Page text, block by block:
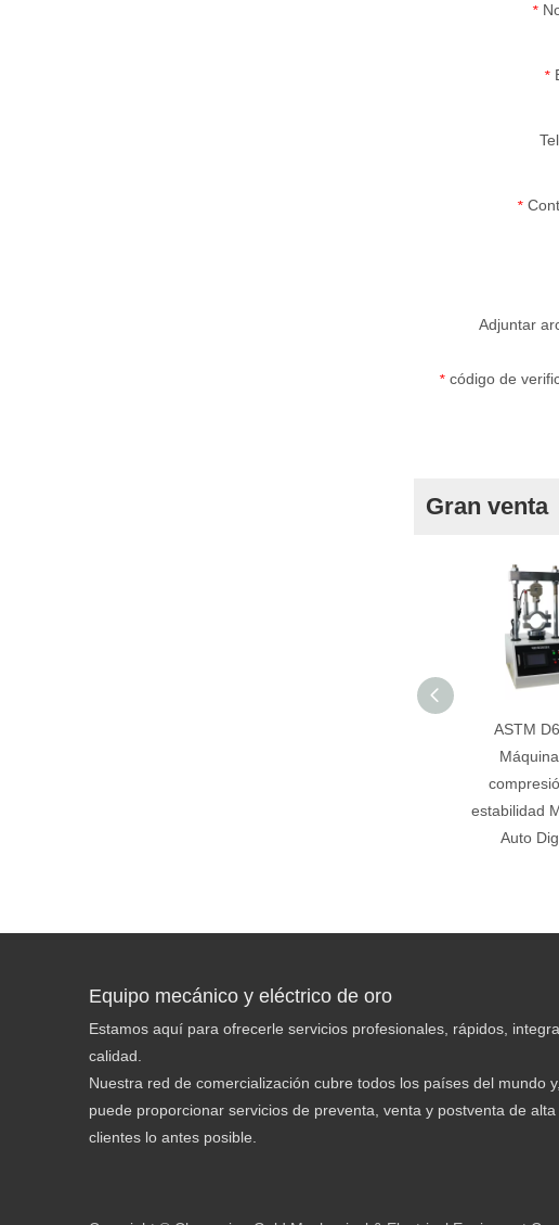
*
*
*
Adjuntar
* código de
Gran venta
ASTM
estabilidad
Auto
Equipo mecánico y eléctrico de oro
Estamos aquí para ofrecerle servicios profesionales, rápidos,
calidad.
Nuestra red de comercialización cubre todos los países del mundo
puede proporcionar servicios de preventa, venta y postventa de
clientes lo antes posible.